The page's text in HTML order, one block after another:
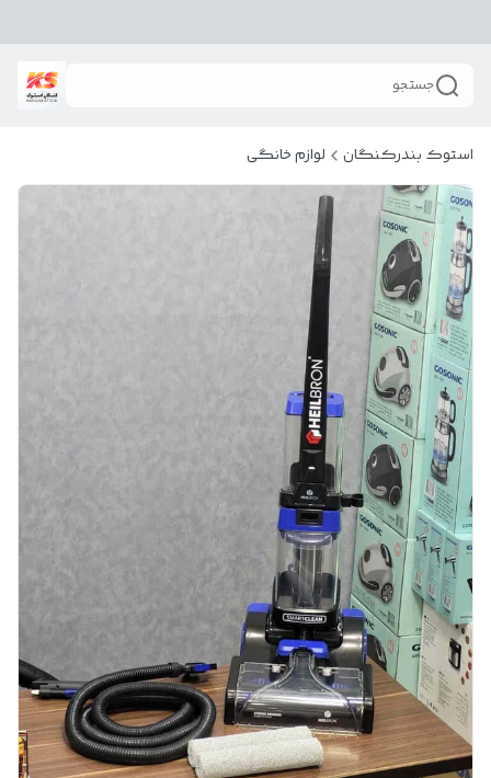
جستجو
استوک بندرکنگان لوازم خانگی